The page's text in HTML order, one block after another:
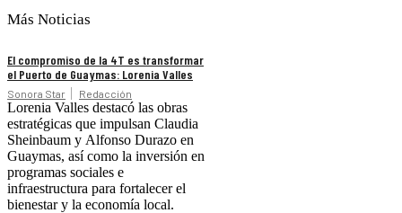
Más Noticias
El compromiso de la 4T es transformar
el Puerto de Guaymas: Lorenia Valles
Sonora Star Redacción
Lorenia Valles destacó las obras
estratégicas que impulsan Claudia
Sheinbaum y Alfonso Durazo en
Guaymas, así como la inversión en
programas sociales e
infraestructura para fortalecer el
bienestar y la economía local.